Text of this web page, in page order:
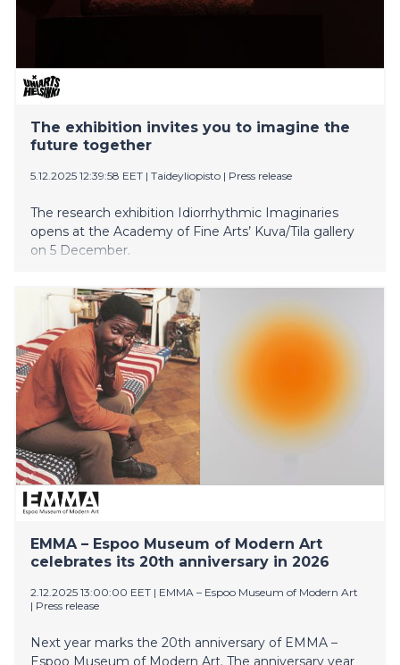
The exhibition invites you to imagine the
future together
5.12.2025 12:39:58 EET | Taideyliopisto | Press release
The research exhibition Idiorrhythmic Imaginaries
opens at the Academy of Fine Arts’ Kuva/Tila gallery
on 5 December.
EMMA – Espoo Museum of Modern Art
celebrates its 20th anniversary in 2026
2.12.2025 13:00:00 EET | EMMA – Espoo Museum of Modern Art
| Press release
Next year marks the 20th anniversary of EMMA –
Espoo Museum of Modern Art. The anniversary year